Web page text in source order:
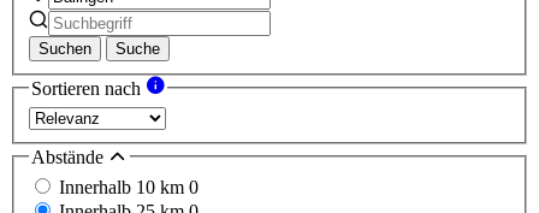
Suchen Suche
Sortieren nach
Abstände
Innerhalb 10 km 0